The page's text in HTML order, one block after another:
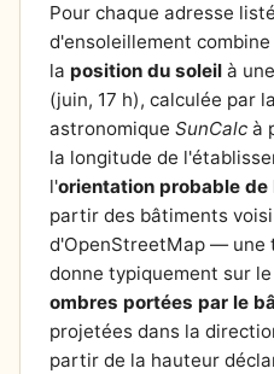
Pour chaque adresse
d'ensoleillement
la position du soleil à
(juin, 17 h), calculée par
astronomique SunCalc à
la longitude de
l'orientation probable de
partir des bâtiments
d'OpenStreetMap — une
donne typiquement sur
ombres portées par le
projetées dans la
partir de la hauteur